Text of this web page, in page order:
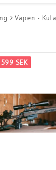
Vapen - Kula
SEK